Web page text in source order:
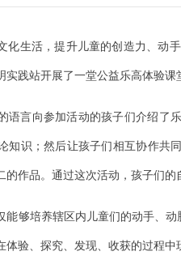
化生活，提升儿童的创造力、动
实践站开展了一堂公益乐高体验课
语言向参加活动的孩子们介绍了
知识；然后让孩子们相互协作共
的作品。通过这次活动，孩子们
能够培养辖区内儿童们的动手、
体验、探究、发现、收获的过程